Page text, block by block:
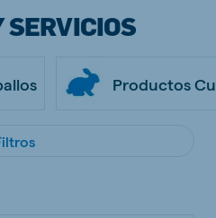
SERVICIOS
Productos